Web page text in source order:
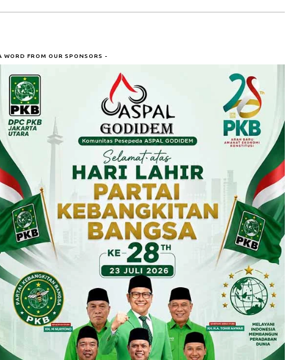
WORD FROM OUR SPONSORS -